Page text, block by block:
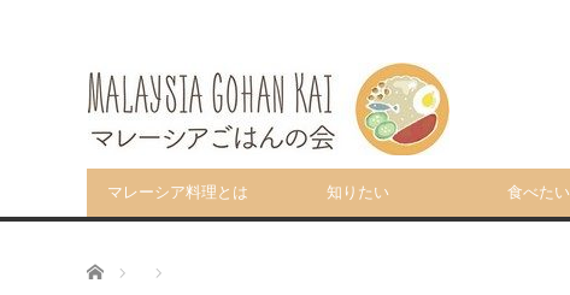
マレーシア料理とは 知りたい 食べたい
ホーム